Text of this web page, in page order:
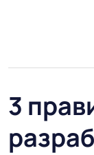
3